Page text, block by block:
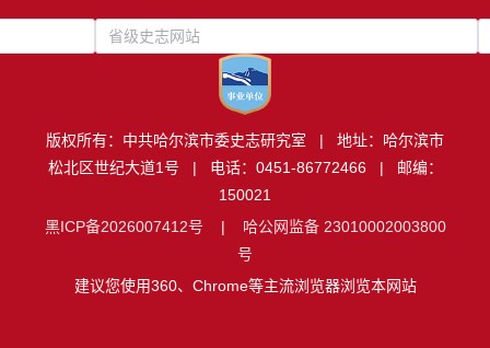
省级史志网站
版权所有：中共哈尔滨市委史志研究室 | 地址：哈尔滨市
松北区世纪大道1号 | 电话：0451-86772466 | 邮编：
150021
黑ICP备2026007412号 | 哈公网监备 23010002003800
号
建议您使用360、Chrome等主流浏览器浏览本网站